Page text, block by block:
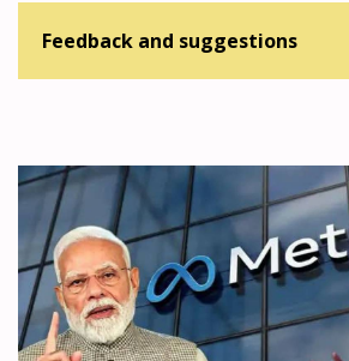
Feedback and suggestions